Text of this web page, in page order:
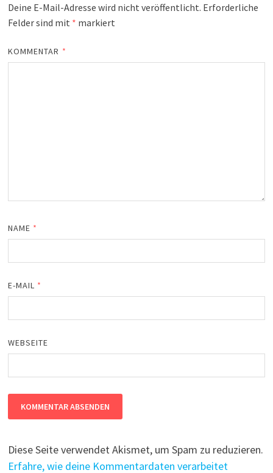
Deine E-Mail-Adresse wird nicht veröffentlicht. Erforderliche
Felder sind mit * markiert
KOMMENTAR *
NAME *
E-MAIL *
WEBSEITE
Diese Seite verwendet Akismet, um Spam zu reduzieren.
Erfahre, wie deine Kommentardaten verarbeitet